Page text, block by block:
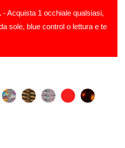
- Acquista 1 occhiale qualsiasi,
sole, blue control o lettura e te